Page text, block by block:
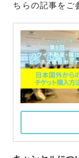
ちらの記事をご